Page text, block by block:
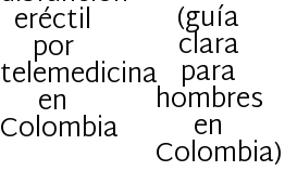
eréctil
por
telemedicina
en
Colombia
(guía
clara
para
hombres
en
Colombia)